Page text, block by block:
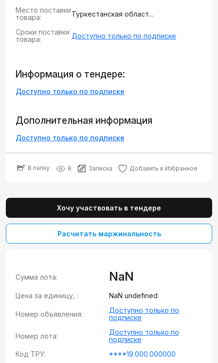
Место поставки
товара:
Туркестанская област...
Сроки поставки
товара:
Доступно только по подписке
Информация о тендере:
Доступно только по подписке
Дополнительная информация
Доступно только по подписке
В папку 8 Записка Добавить в Избранное
Хочу участвовать в тендере
Расчитать маржинальность
Сумма лота: NaN
Цена за единицу, : NaN undefined
Номер объявления:
Доступно только по
подписке
Номер лота:
Доступно только по
подписке
Код ТРУ:
****19.000.000000